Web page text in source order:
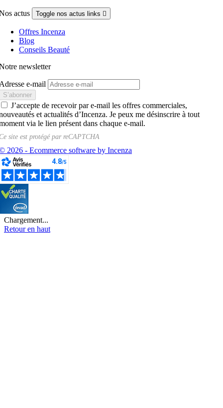
actus Toggle nos actus links 
Offres Incenza
Blog
Conseils Beauté
newsletter
e-mail
J’accepte de recevoir par e-mail les offres commerciales,
et actualités d’Incenza. Je peux me désinscrire à tout
via le lien présent dans chaque e-mail.
site est protégé parreCAPTCHA
2026 - Ecommerce software by Incenza
Chargement...
Retour en haut